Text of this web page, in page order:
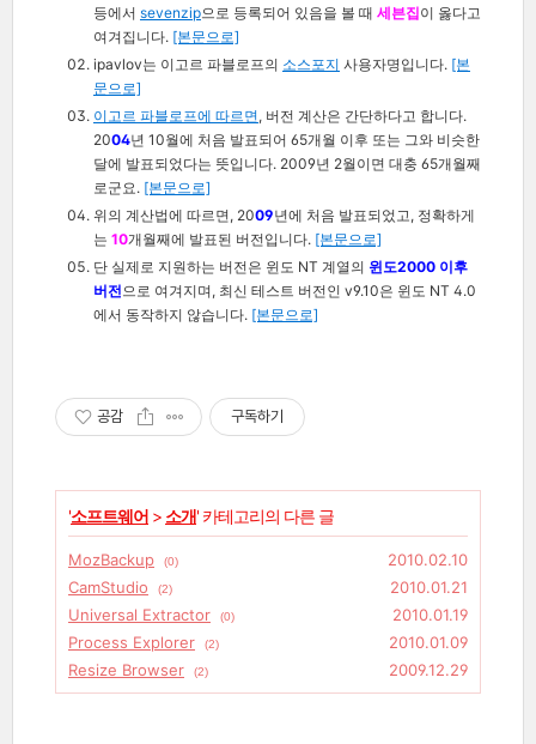
등에서 sevenzip으로 등록되어 있음을 볼 때 세븐집이 옳다고
여겨집니다. [본문으로]
ipavlov는 이고르 파블로프의 소스포지 사용자명입니다. [본
문으로]
이고르 파블로프에 따르면, 버전 계산은 간단하다고 합니다.
2004년 10월에 처음 발표되어 65개월 이후 또는 그와 비슷한
달에 발표되었다는 뜻입니다. 2009년 2월이면 대충 65개월째
로군요. [본문으로]
위의 계산법에 따르면, 2009년에 처음 발표되었고, 정확하게
는 10개월째에 발표된 버전입니다. [본문으로]
단 실제로 지원하는 버전은 윈도 NT 계열의 윈도2000 이후
버전으로 여겨지며, 최신 테스트 버전인 v9.10은 윈도 NT 4.0
에서 동작하지 않습니다. [본문으로]
공감 구독하기
'소프트웨어 > 소개' 카테고리의 다른 글
MozBackup (0)
2010.02.10
CamStudio
(2)
2010.01.21
Universal Extractor
(0)
2010.01.19
Process Explorer
(2)
2010.01.09
Resize Browser
(2) 2009.12.29